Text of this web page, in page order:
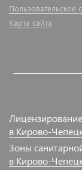
Пользовательское
Карта сайта
в Кирово-
Зоны
в Кирово-